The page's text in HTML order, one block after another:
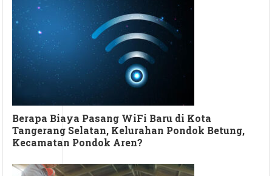
Berapa Biaya Pasang WiFi Baru di Kota
Tangerang Selatan, Kelurahan Pondok Betung,
Kecamatan Pondok Aren?